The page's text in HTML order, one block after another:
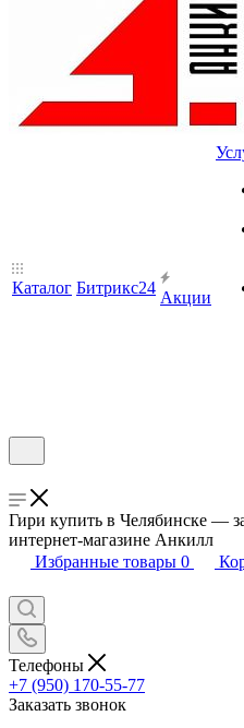
Каталог Битрикс24
Акции
Гири купить в Челябинске —
интернет-магазине Анкилл
Избранные товары 0
Телефоны
+7 (950) 170-55-77
Заказать звонок